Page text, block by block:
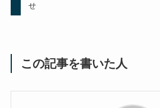
せ
この記事を書いた人